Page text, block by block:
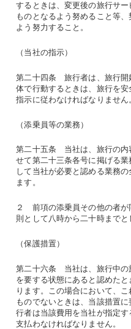
するときは、変更後の旅行サ
ものとなるよう努めること等
よう努力すること。
（当社の指示）
第二十四条 旅行者は、旅行開
体で行動するときは、旅行を
指示に従わなければなりませ
（添乗員等の業務）
第二十五条 当社は、旅行の内
せて第二十三条各号に掲げる
して当社が必要と認める業務
ます。
２ 前項の添乗員その他の者が
則として八時から二十時までと
（保護措置）
第二十六条 当社は、旅行中の
を要する状態にあると認めた
ります。この場合において、
ものでないときは、当該措置
行者は当該費用を当社が指定
支払わなければなりません。